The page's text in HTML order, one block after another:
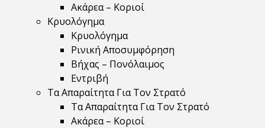
Ακάρεα – Κοριοί
Κρυολόγημα
Κρυολόγημα
Ρινική Αποσυμφόρηση
Βήχας – Πονόλαιμος
Εντριβή
Τα Απαραίτητα Για Τον Στρατό
Τα Απαραίτητα Για Τον Στρατό
Ακάρεα – Κοριοί